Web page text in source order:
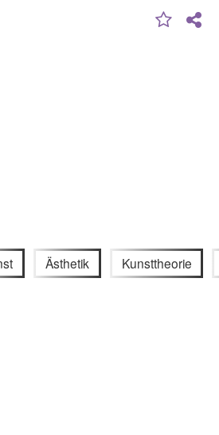
Ästhetik Kunsttheorie